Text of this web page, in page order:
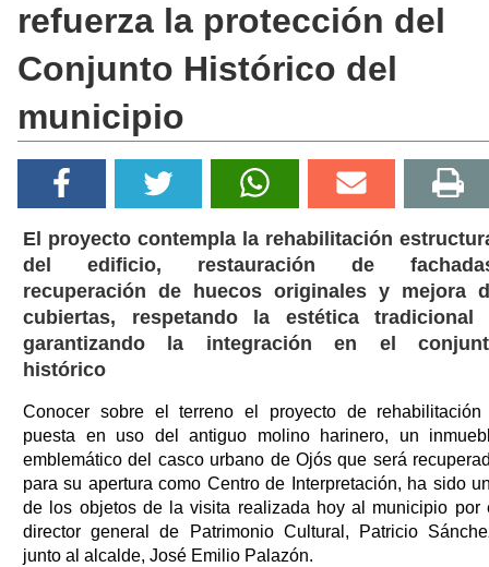
refuerza la protección del
Conjunto Histórico del
municipio
El proyecto contempla la rehabilitación
del edificio, restauración de
recuperación de huecos originales y mejora
cubiertas, respetando la estética tradicional
garantizando la integración en el
histórico
Conocer sobre el terreno el proyecto de rehabilitación
puesta en uso del antiguo molino harinero, un
emblemático del casco urbano de Ojós que será
para su apertura como Centro de Interpretación, ha sido
de los objetos de la visita realizada hoy al municipio por
director general de Patrimonio Cultural, Patricio
junto al alcalde, José Emilio Palazón.